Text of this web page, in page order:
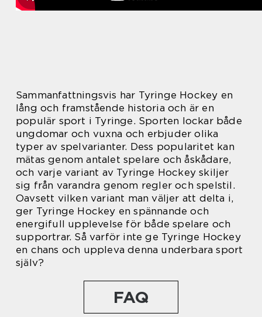
Sammanfattningsvis har Tyringe Hockey en
lång och framstående historia och är en
populär sport i Tyringe. Sporten lockar både
ungdomar och vuxna och erbjuder olika
typer av spelvarianter. Dess popularitet kan
mätas genom antalet spelare och åskådare,
och varje variant av Tyringe Hockey skiljer
sig från varandra genom regler och spelstil.
Oavsett vilken variant man väljer att delta i,
ger Tyringe Hockey en spännande och
energifull upplevelse för både spelare och
supportrar. Så varför inte ge Tyringe Hockey
en chans och uppleva denna underbara sport
själv?
FAQ